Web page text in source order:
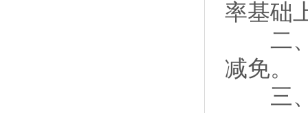
率基础
二、
减免。
三、